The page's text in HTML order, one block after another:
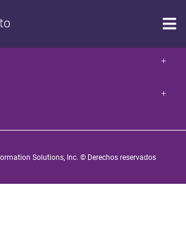
Solutions, Inc. © Derechos reservados